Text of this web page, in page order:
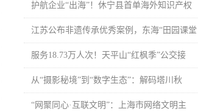
护航企业“出海”！休宁县首单海外知识产权
江苏公布非遗传承优秀案例，东海“田园课堂
服务18.73万人次！天平山“红枫季”公交接
从“摄影秘境”到“数字生态”：解码塔川秋
“网聚同心·互联文明”：上海市网络文明主